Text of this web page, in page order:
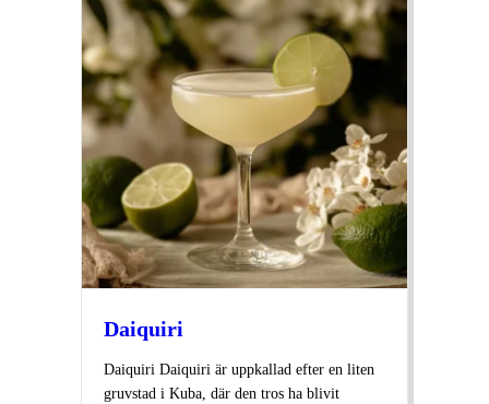
Daiquiri
Daiquiri Daiquiri är uppkallad efter en liten
gruvstad i Kuba, där den tros ha blivit